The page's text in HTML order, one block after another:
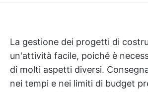
La gestione dei progetti di
un'attività facile, poiché è
di molti aspetti diversi.
nei tempi e nei limiti di budget